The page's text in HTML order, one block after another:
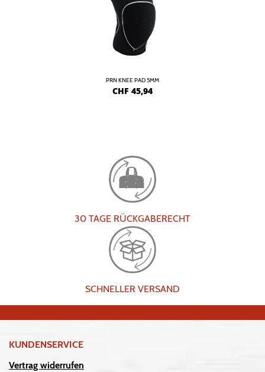
PRN KNEE PAD 5MM
CHF 45,94
30 TAGE RÜCKGABERECHT
SCHNELLER VERSAND
KUNDENSERVICE
Vertrag widerrufen